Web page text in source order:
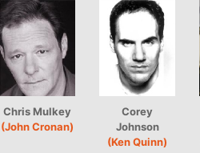
Chris Mulkey
(John Cronan)
Corey
Johnson
(Ken Quinn)